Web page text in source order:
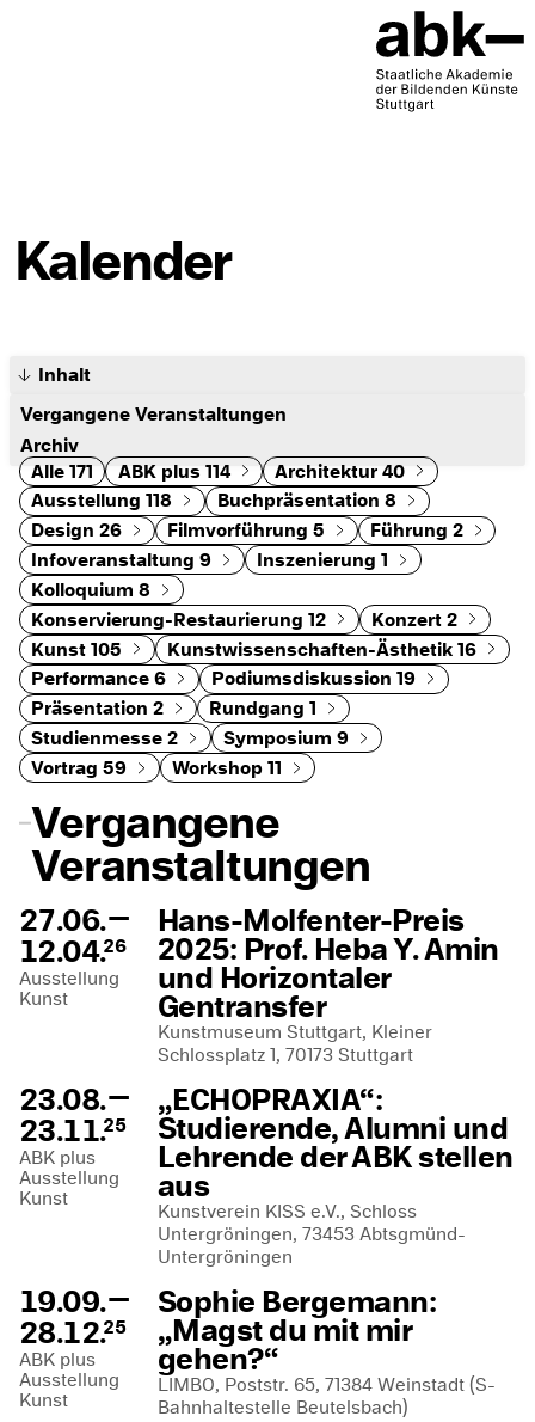
Kalender
Inhalt
Vergangene Veranstaltungen
Archiv
Alle171 ABK plus 114 Architektur40
Ausstellung 118 Buchpräsentation 8
Design 26 Filmvorführung 5 Führung 2
Infoveranstaltung 9 Inszenierung 1
Kolloquium 8
Konservierung-Restaurierung 12 Konzert2
Kunst105 Kunstwissenschaften-Ästhetik16
Performance6 Podiumsdiskussion 19
Präsentation 2 Rundgang 1
Studienmesse2 Symposium 9
Vortrag 59 Workshop11
Vergangene
Veranstaltungen
27.06.—
12.04.26
Ausstellung
Kunst
Hans-Molfenter-Preis
2025: Prof. Heba Y. Amin
und Horizontaler
Gentransfer
Kunstmuseum Stuttgart, Kleiner
Schlossplatz 1, 70173 Stuttgart
23.08.—
23.11.25
ABK plus
Ausstellung
Kunst
„ECHOPRAXIA“:
Studierende, Alumni und
Lehrende der ABK stellen
aus
Kunstverein KISS e.V., Schloss
Untergröningen, 73453 Abtsgmünd-
Untergröningen
19.09.—
28.12.25
ABK plus
Ausstellung
Kunst
Sophie Bergemann:
„Magst du mit mir
gehen?“
LIMBO, Poststr. 65, 71384 Weinstadt (S-
Bahnhaltestelle Beutelsbach)